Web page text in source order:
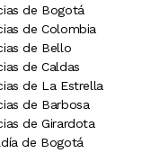
de Bogotá
de Colombia
de Bello
de Caldas
de La Estrella
de Barbosa
de Girardota
de Bogotá